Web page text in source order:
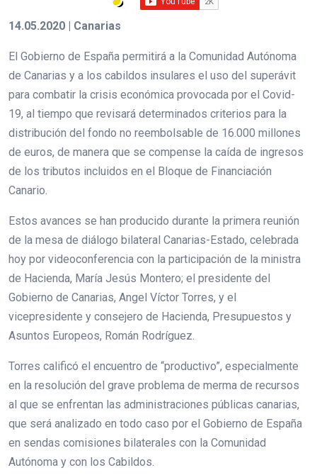
14.05.2020 | Canarias
El Gobierno de España permitirá a la Comunidad Autónoma
de Canarias y a los cabildos insulares el uso del superávit
para combatir la crisis económica provocada por el Covid-
19, al tiempo que revisará determinados criterios para la
distribución del fondo no reembolsable de 16.000 millones
de euros, de manera que se compense la caída de ingresos
de los tributos incluidos en el Bloque de Financiación
Canario.
Estos avances se han producido durante la primera reunión
de la mesa de diálogo bilateral Canarias-Estado, celebrada
hoy por videoconferencia con la participación de la ministra
de Hacienda, María Jesús Montero; el presidente del
Gobierno de Canarias, Angel Víctor Torres, y el
vicepresidente y consejero de Hacienda, Presupuestos y
Asuntos Europeos, Román Rodríguez.
Torres calificó el encuentro de “productivo”, especialmente
en la resolución del grave problema de merma de recursos
al que se enfrentan las administraciones públicas canarias,
que será analizado en todo caso por el Gobierno de España
en sendas comisiones bilaterales con la Comunidad
Autónoma y con los Cabildos.